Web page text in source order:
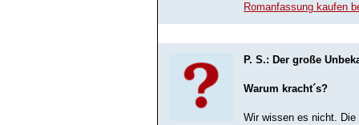
Romanfassung kaufen
P. S.: Der große
Warum kracht´s?
Wir wissen es nicht.